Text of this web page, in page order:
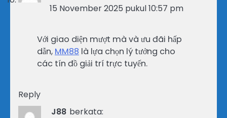
15 November 2025 pukul 10:57 pm
Với giao diện mượt mà và ưu đãi hấp
dẫn, MM88 là lựa chọn lý tưởng cho
các tín đồ giải trí trực tuyến.
Reply
J88 berkata: